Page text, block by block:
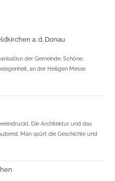
a. d. Donau
der Gemeinde. Schöne,
an der Heiligen Messe
Die Architektur und das
Man spürt die Geschichte und